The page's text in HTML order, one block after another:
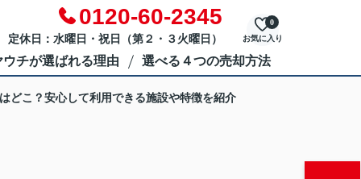
0120-60-2345
休日：水曜日・祝日（第２・３火曜日） お気に入り
0
ウチが選ばれる理由 選べる４つの売却方法
どこ？安心して利用できる施設や特徴を紹介